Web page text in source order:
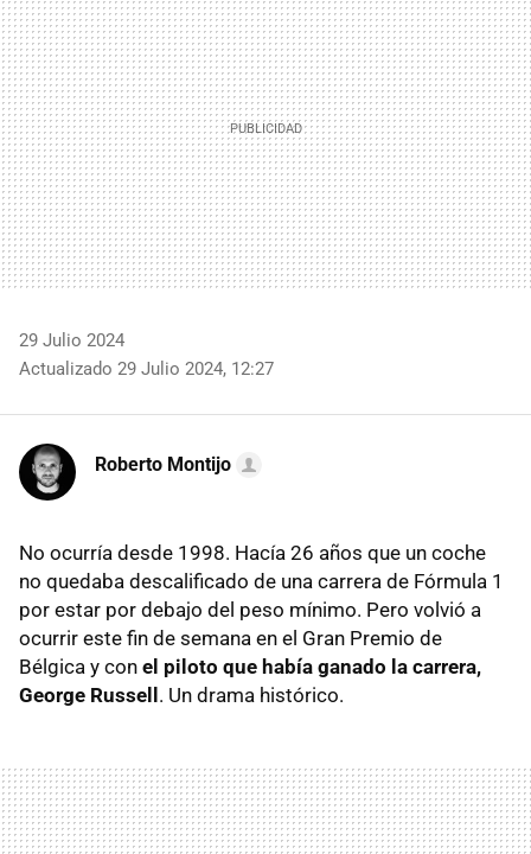
29 Julio 2024
Actualizado 29 Julio 2024, 12:27
Roberto Montijo
No ocurría desde 1998. Hacía 26 años que un coche
no quedaba descalificado de una carrera de Fórmula 1
por estar por debajo del peso mínimo. Pero volvió a
ocurrir este fin de semana en el Gran Premio de
Bélgica y con el piloto que había ganado la carrera,
George Russell. Un drama histórico.